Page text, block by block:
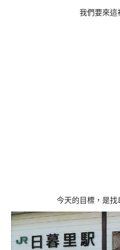
我們要來這
今天的目標，是找